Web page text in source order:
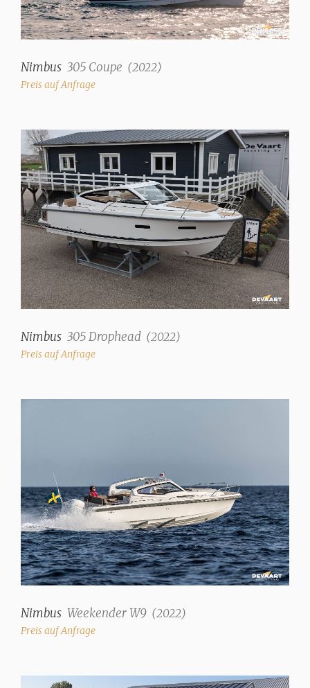
Nimbus 305 Coupe (2022)
Preis auf Anfrage
Nimbus 305 Drophead (2022)
Preis auf Anfrage
Nimbus Weekender W9 (2022)
Preis auf Anfrage